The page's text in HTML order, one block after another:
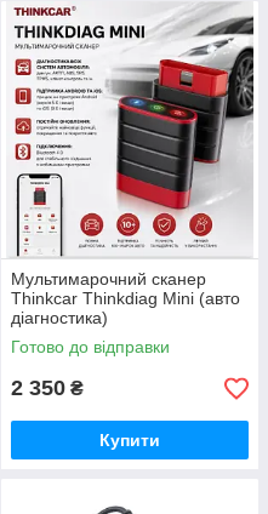
Мультимарочний сканер
Thinkcar Thinkdiag Mini (авто
діагностика)
Готово до відправки
2 350 ₴
Купити